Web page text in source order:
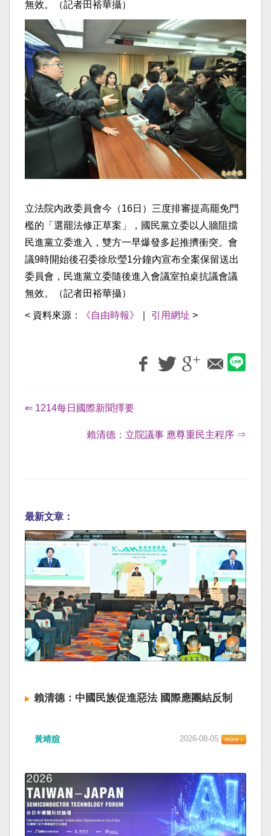
無效。（記者田裕華攝）
立法院內政委員會今（16日）三度排審提高罷免門
檻的「選罷法修正草案」，國民黨立委以人牆阻擋
民進黨立委進入，雙方一早爆發多起推擠衝突。會
議9時開始後召委徐欣瑩1分鐘內宣布全案保留送出
委員會，民進黨立委隨後進入會議室拍桌抗議會議
無效。（記者田裕華攝）
< 資料來源： 《自由時報》 引用網址 >
⇐ 1214每日國際新聞擇要
賴清德：立院議事 應尊重民主程序 ⇒
最新文章：
賴清德：中國民族促進惡法 國際應團結反制
黃靖媗 2026-08-05